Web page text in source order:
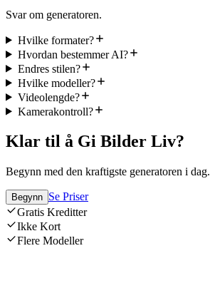
Svar om generatoren.
Hvilke formater?
Hvordan bestemmer AI?
Endres stilen?
Hvilke modeller?
Videolengde?
Kamerakontroll?
Klar til å Gi Bilder Liv?
Begynn med den kraftigste generatoren i dag.
Begynn Se Priser
Gratis Kreditter
Ikke Kort
Flere Modeller